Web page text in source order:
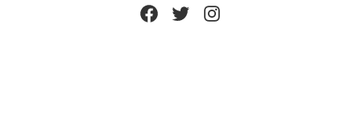
FacebookTwitterInstagram